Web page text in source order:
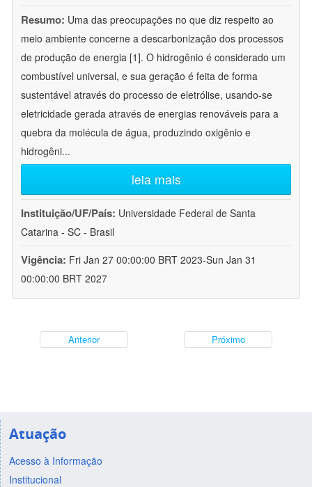
Resumo: Uma das preocupações no que diz respeito ao
meio ambiente concerne a descarbonização dos processos
de produção de energia [1]. O hidrogênio é considerado um
combustível universal, e sua geração é feita de forma
sustentável através do processo de eletrólise, usando-se
eletricidade gerada através de energias renováveis para a
quebra da molécula de água, produzindo oxigênio e
hidrogêni...
leia mais
Instituição/UF/País: Universidade Federal de Santa
Catarina - SC - Brasil
Vigência: Fri Jan 27 00:00:00 BRT 2023-Sun Jan 31
00:00:00 BRT 2027
Anterior Próximo
Atuação
Acesso à Informação
Institucional